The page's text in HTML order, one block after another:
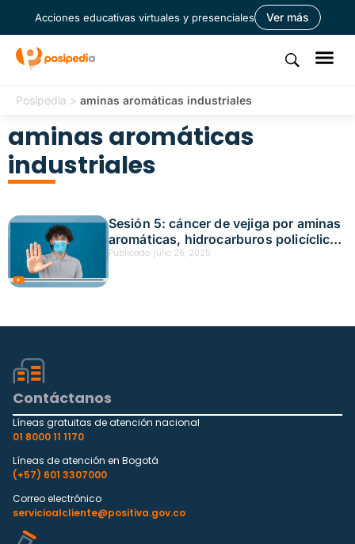
Acciones educativas virtuales y presenciales Ver más
Posipedia > aminas aromáticas industriales
aminas aromáticas
industriales
Sesión 5: cáncer de vejiga por aminas
aromáticas, hidrocarburos policíclicos
aromáticos Fecha: julio 1, 2025
Publicado: julio 26, 2025
Contáctanos
Líneas gratuitas de atención nacional
01 8000 11 1170
Líneas de atención en Bogotá
(+57) 601 3307000
Correo electrónico
servicioalcliente@positiva.gov.co